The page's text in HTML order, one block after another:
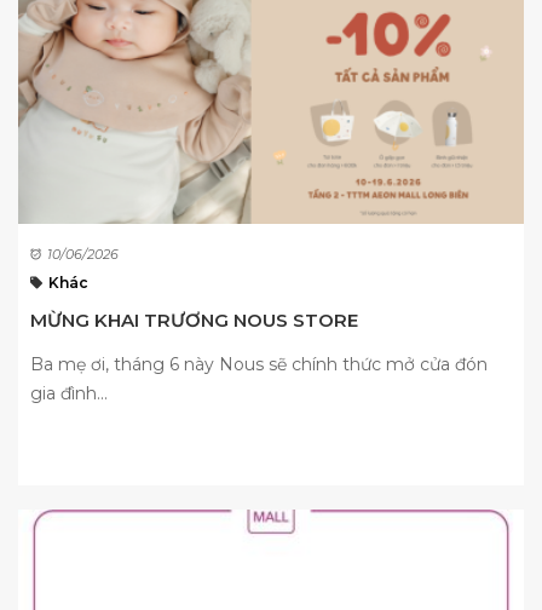
10/06/2026
Khác
MỪNG KHAI TRƯƠNG NOUS STORE
Ba mẹ ơi, tháng 6 này Nous sẽ chính thức mở cửa đón
gia đình...